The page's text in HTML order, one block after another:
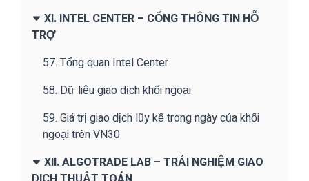
XI. INTEL CENTER – CỔNG THÔNG TIN HỖ
TRỢ
57. Tổng quan Intel Center
58. Dữ liệu giao dịch khối ngoại
59. Giá trị giao dịch lũy kế trong ngày của khối
ngoại trên VN30
XII. ALGOTRADE LAB – TRẢI NGHIỆM GIAO